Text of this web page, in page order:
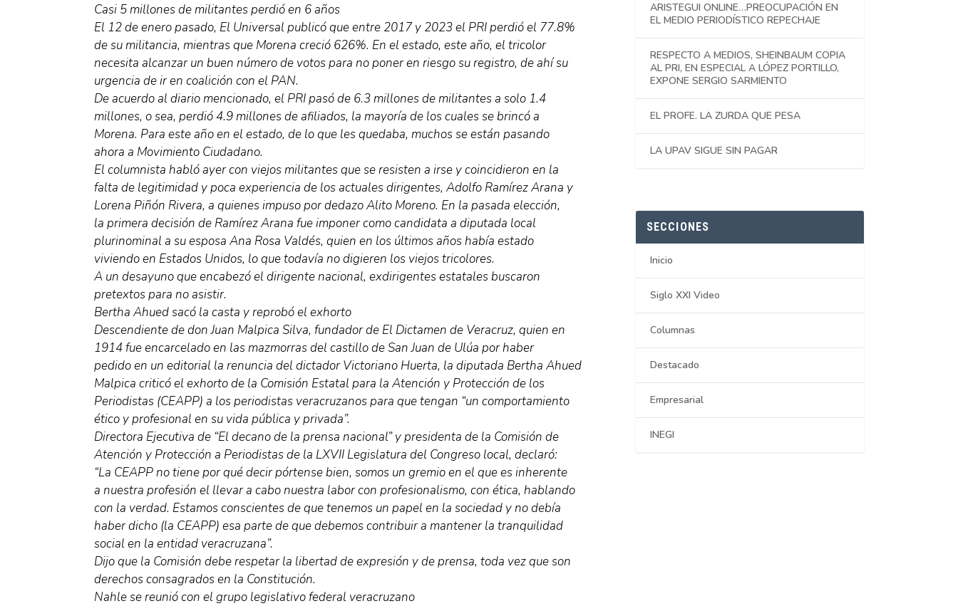
Casi 5 millones de militantes perdió en 6 años
El 12 de enero pasado, El Universal publicó que entre 2017 y 2023 el PRI perdió el 77.8%
de su militancia, mientras que Morena creció 626%. En el estado, este año, el tricolor
necesita alcanzar un buen número de votos para no poner en riesgo su registro, de ahí su
urgencia de ir en coalición con el PAN.
De acuerdo al diario mencionado, el PRI pasó de 6.3 millones de militantes a solo 1.4
millones, o sea, perdió 4.9 millones de afiliados, la mayoría de los cuales se brincó a
Morena. Para este año en el estado, de lo que les quedaba, muchos se están pasando
ahora a Movimiento Ciudadano.
El columnista habló ayer con viejos militantes que se resisten a irse y coincidieron en la
falta de legitimidad y poca experiencia de los actuales dirigentes, Adolfo Ramírez Arana y
Lorena Piñón Rivera, a quienes impuso por dedazo Alito Moreno. En la pasada elección,
la primera decisión de Ramírez Arana fue imponer como candidata a diputada local
plurinominal a su esposa Ana Rosa Valdés, quien en los últimos años había estado
viviendo en Estados Unidos, lo que todavía no digieren los viejos tricolores.
A un desayuno que encabezó el dirigente nacional, exdirigentes estatales buscaron
pretextos para no asistir.
Bertha Ahued sacó la casta y reprobó el exhorto
Descendiente de don Juan Malpica Silva, fundador de El Dictamen de Veracruz, quien en
1914 fue encarcelado en las mazmorras del castillo de San Juan de Ulúa por haber
pedido en un editorial la renuncia del dictador Victoriano Huerta, la diputada Bertha Ahued
Malpica criticó el exhorto de la Comisión Estatal para la Atención y Protección de los
Periodistas (CEAPP) a los periodistas veracruzanos para que tengan “un comportamiento
ético y profesional en su vida pública y privada”.
Directora Ejecutiva de “El decano de la prensa nacional” y presidenta de la Comisión de
Atención y Protección a Periodistas de la LXVII Legislatura del Congreso local, declaró:
“La CEAPP no tiene por qué decir pórtense bien, somos un gremio en el que es inherente
a nuestra profesión el llevar a cabo nuestra labor con profesionalismo, con ética, hablando
con la verdad. Estamos conscientes de que tenemos un papel en la sociedad y no debía
haber dicho (la CEAPP) esa parte de que debemos contribuir a mantener la tranquilidad
social en la entidad veracruzana”.
Dijo que la Comisión debe respetar la libertad de expresión y de prensa, toda vez que son
derechos consagrados en la Constitución.
Nahle se reunió con el grupo legislativo federal veracruzano
ARISTEGUI ONLINE…PREOCUPACIÓN EN
EL MEDIO PERIODÍSTICO REPECHAJE
RESPECTO A MEDIOS, SHEINBAUM COPIA
AL PRI, EN ESPECIAL A LÓPEZ PORTILLO,
EXPONE SERGIO SARMIENTO
EL PROFE. LA ZURDA QUE PESA
LA UPAV SIGUE SIN PAGAR
SECCIONES
Inicio
Siglo XXI Video
Columnas
Destacado
Empresarial
INEGI